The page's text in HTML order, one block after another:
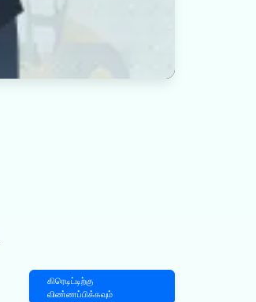
கிரெடிட்டிற்கு
விண்ணப்பிக்கவும்